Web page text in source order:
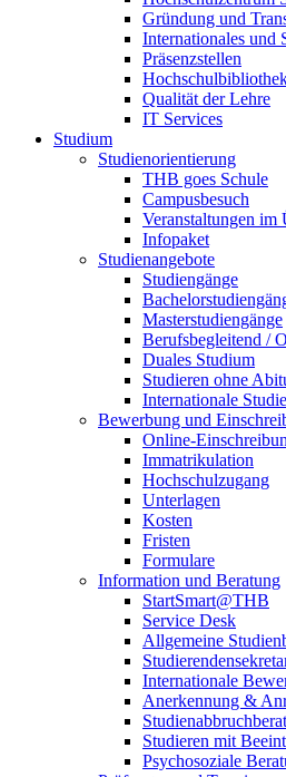
Gründung und
Internationales und
Präsenzstellen
Qualität der Lehre
IT Services
Studium
Studienorientierung
THB goes Schule
Campusbesuch
Veranstaltungen im
Infopaket
Studienangebote
Studiengänge
Masterstudiengänge
Berufsbegleitend /
Duales Studium
Studieren ohne
Internationale
Bewerbung und
Online-
Immatrikulation
Hochschulzugang
Unterlagen
Kosten
Fristen
Formulare
Information und Beratung
StartSmart@THB
Service Desk
Allgemeine
Internationale
Anerkennung &
Studieren mit
Psychosoziale